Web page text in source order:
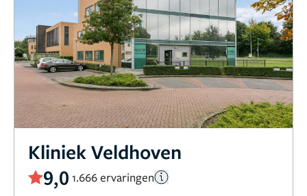
Kliniek Veldhoven
9,0 1.666 ervaringen